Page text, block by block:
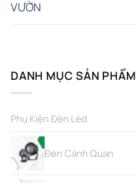
VƯỜN
DANH MỤC SẢN PHẨM
Phụ Kiện Đèn Led
Đèn Cảnh Quan